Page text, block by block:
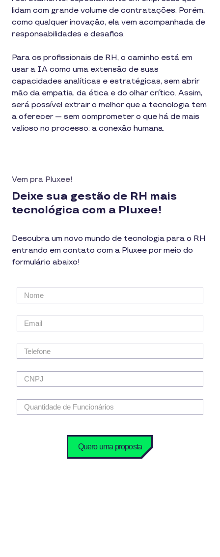
lidam com grande volume de contratações. Porém,
como qualquer inovação, ela vem acompanhada de
responsabilidades e desafios.
Para os profissionais de RH, o caminho está em
usar a IA como uma extensão de suas
capacidades analíticas e estratégicas, sem abrir
mão da empatia, da ética e do olhar crítico. Assim,
será possível extrair o melhor que a tecnologia tem
a oferecer — sem comprometer o que há de mais
valioso no processo: a conexão humana.
Vem pra Pluxee!
Deixe sua gestão de RH mais
tecnológica com a Pluxee!
Descubra um novo mundo de tecnologia para o RH
entrando em contato com a Pluxee por meio do
formulário abaixo!